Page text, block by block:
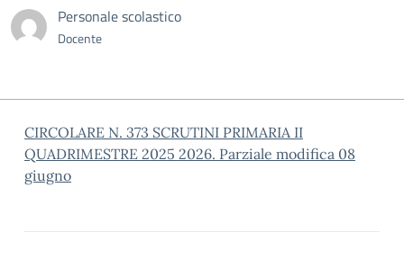
Personale scolastico
Docente
CIRCOLARE N. 373 SCRUTINI PRIMARIA II
QUADRIMESTRE 2025 2026. Parziale modifica 08
giugno